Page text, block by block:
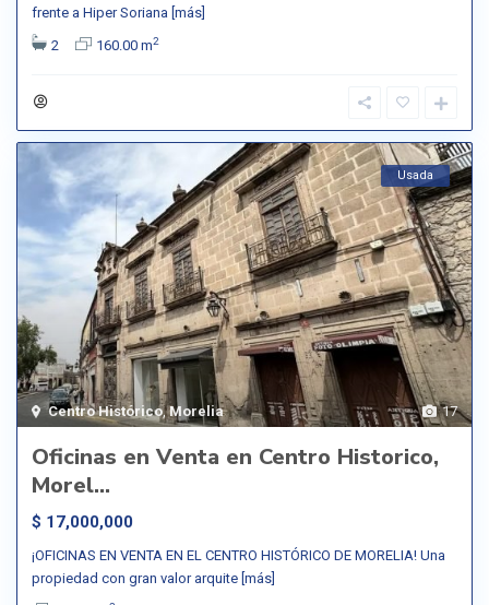
frente a Hiper Soriana [más]
2
160.00 m2
17
Centro Histórico,Morelia
Usada
Oficinas en Venta en Centro Historico,
Morel...
$ 17,000,000
¡OFICINAS EN VENTA EN EL CENTRO HISTÓRICO DE MORELIA! Una
propiedad con gran valor arquite [más]